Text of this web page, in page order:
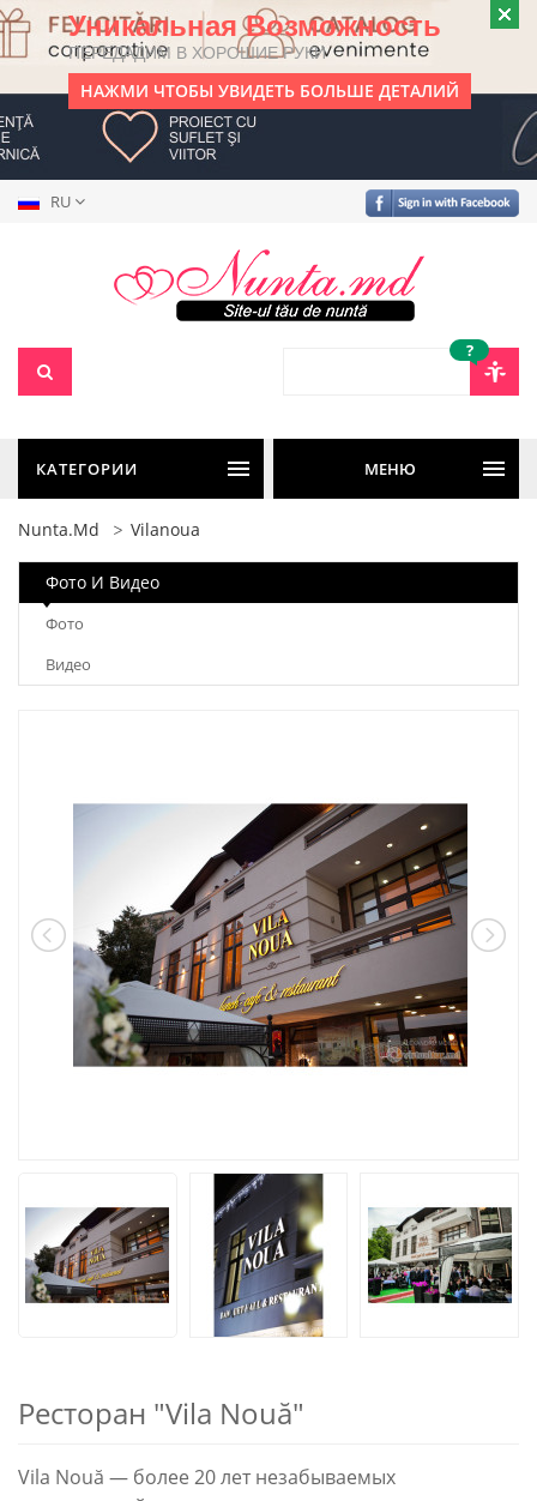
Уникальная Возможность
ПЕРЕДАДИМ В ХОРОШИЕ РУКИ
НАЖМИ ЧТОБЫ УВИДЕТЬ БОЛЬШЕ ДЕТАЛИЙ
RU
?
КАТЕГОРИИ МЕНЮ
Nunta.md Vilanoua
Фото И Видео
Фото
Видео
Ресторан "Vila Nouă"
Vila Nouă — более 20 лет незабываемых